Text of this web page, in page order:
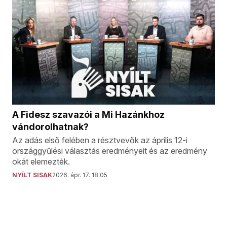
A Fidesz szavazói a Mi Hazánkhoz
vándorolhatnak?
Az adás első felében a résztvevők az április 12-i
országgyűlési választás eredményeit és az eredmény
okát elemezték.
NYÍLT SISAK2026. ápr. 17. 18:05